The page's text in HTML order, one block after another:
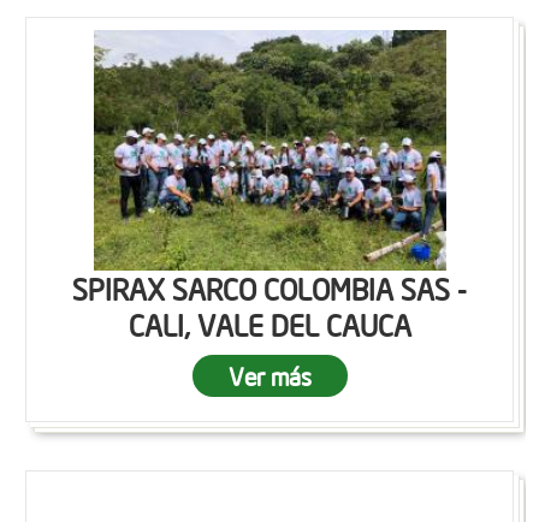
SPIRAX SARCO COLOMBIA SAS -
CALI, VALE DEL CAUCA
Ver más